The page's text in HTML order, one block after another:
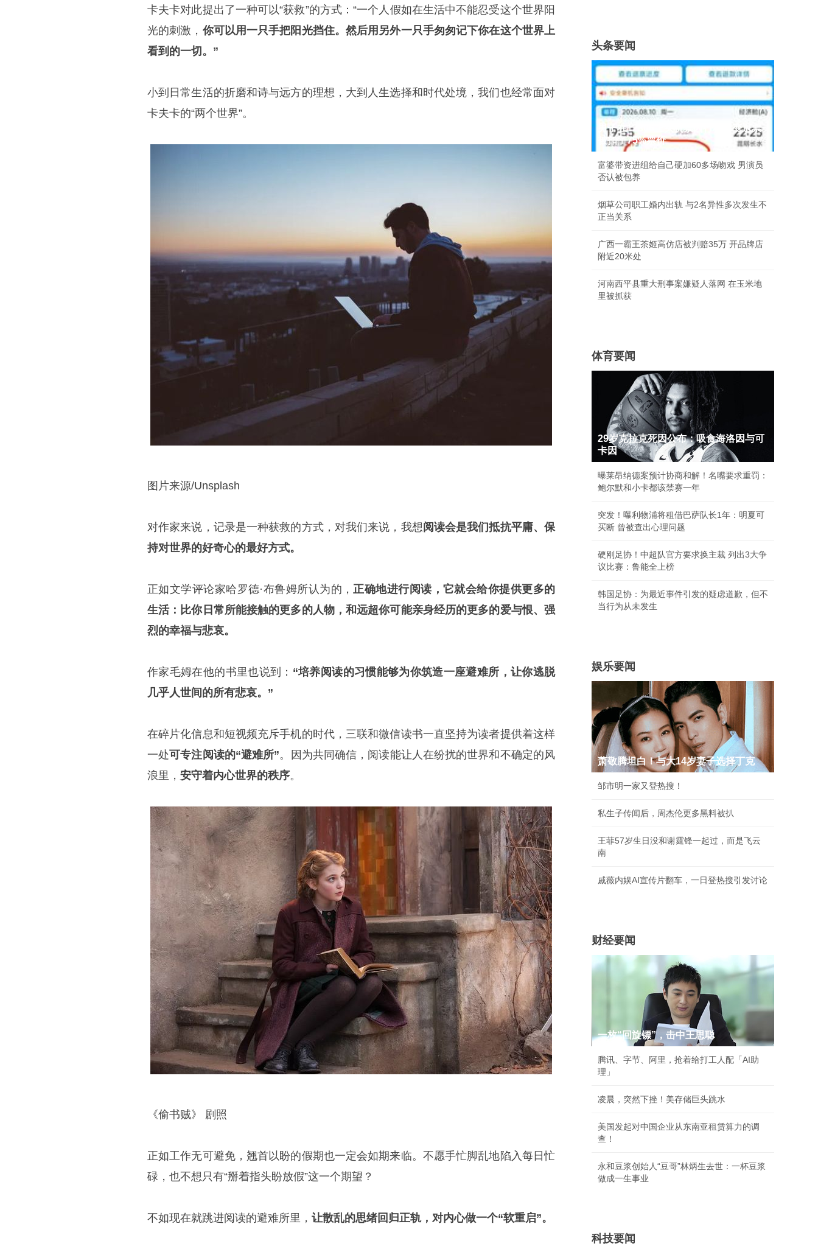
卡夫卡对此提出了一种可以“获救”的方式：“一个人假如在生活中不能忍受这个世界阳
光的刺激， 你可以用一只手把阳光挡住。然后用另外一只手匆匆记下你在这个世界上
看到的一切。”
小到日常生活的折磨和诗与远方的理想，大到人生选择和时代处境，我们也经常面对
卡夫卡的“两个世界”。
图片来源/Unsplash
对作家来说，记录是一种获救的方式，对我们来说，我想 阅读会是我们抵抗平庸、保
持对世界的好奇心的最好方式。
正如文学评论家哈罗德·布鲁姆所认为的，正确地进行阅读，它就会给你提供更多的
生活：比你日常所能接触的更多的人物，和远超你可能亲身经历的更多的爱与恨、强
烈的幸福与悲哀。
作家毛姆在他的书里也说到： “培养阅读的习惯能够为你筑造一座避难所，让你逃脱
几乎人世间的所有悲哀。”
在碎片化信息和短视频充斥手机的时代，三联和微信读书一直坚持为读者提供着这样
一处可专注阅读的“避难所”。因为共同确信，阅读能让人在纷扰的世界和不确定的风
浪里， 安守着内心世界的秩序。
《偷书贼》 剧照
正如工作无可避免，翘首以盼的假期也一定会如期来临。不愿手忙脚乱地陷入每日忙
碌，也不想只有“掰着指头盼放假”这一个期望？
不如现在就跳进阅读的避难所里， 让散乱的思绪回归正轨，对内心做一个“软重启”。
头条要闻
男子在12306上买机票因行程有变退票
被扣了75%票价
富婆带资进组给自己硬加60多场吻戏 男演员
否认被包养
烟草公司职工婚内出轨 与2名异性多次发生不
正当关系
广西一霸王茶姬高仿店被判赔35万 开品牌店
附近20米处
河南西平县重大刑事案嫌疑人落网 在玉米地
里被抓获
体育要闻
29岁克拉克死因公布：吸食海洛因与可
卡因
曝莱昂纳德案预计协商和解！名嘴要求重罚：
鲍尔默和小卡都该禁赛一年
突发！曝利物浦将租借巴萨队长1年：明夏可
买断 曾被查出心理问题
硬刚足协！中超队官方要求换主裁 列出3大争
议比赛：鲁能全上榜
韩国足协：为最近事件引发的疑虑道歉，但不
当行为从未发生
娱乐要闻
萧敬腾坦白！与大14岁妻子选择丁克
邹市明一家又登热搜！
私生子传闻后，周杰伦更多黑料被扒
王菲57岁生日没和谢霆锋一起过，而是飞云
南
戚薇内娱AI宣传片翻车，一日登热搜引发讨论
财经要闻
一枚“回旋镖”，击中王思聪
腾讯、字节、阿里，抢着给打工人配「AI助
理」
凌晨，突然下挫！美存储巨头跳水
美国发起对中国企业从东南亚租赁算力的调
查！
永和豆浆创始人“豆哥”林炳生去世：一杯豆浆
做成一生事业
科技要闻